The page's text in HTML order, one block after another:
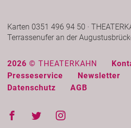
Karten 0351 496 94 50 ·
Terrassenufer an der
2026 © THEATERKAHN
Presseservice
Newsletter
Datenschutz
AGB